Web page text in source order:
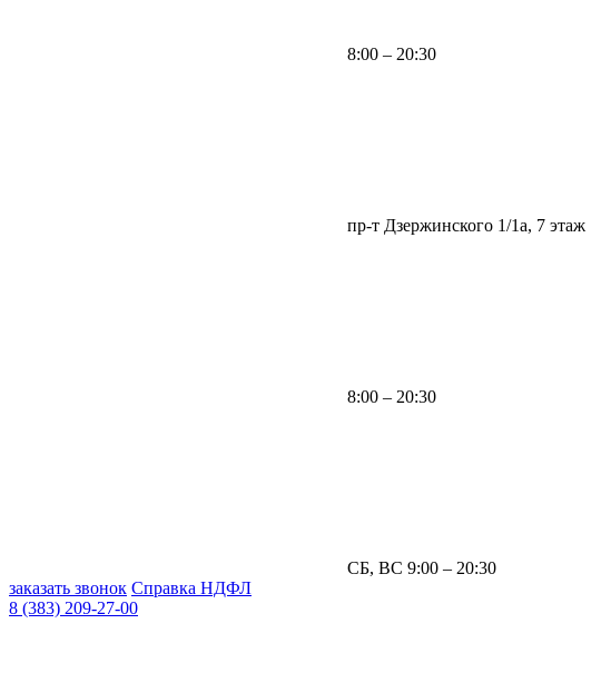
8:00 – 20:30
пр-т Дзержинского 1/1а, 7 этаж
8:00 – 20:30
СБ, ВС 9:00 – 20:30
заказать звонок Справка НДФЛ
8 (383) 209-27-00